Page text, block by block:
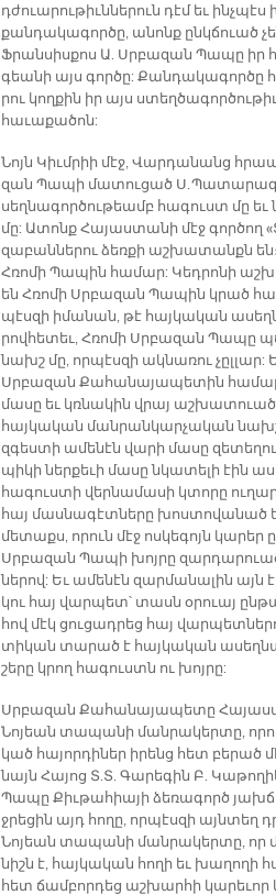
դժուա­րու­թիւն­նե­րուն դէմ եւ
քան­դա­կա­գոր­ծը, ա­նոնք ընկ­ճուած
Ֆրան­սիս­քոս Ա. Սրբա­զան Պա­պը
գեա­նի այս գոր­ծը: Քան­դա­կա­գոր­ծը
րու կող­քին իր այս
հա­ւա­քա­ծոն:
Նոյն Կիւմ­րիի մէջ, Վար­դա­նանց
զան Պա­պի մա­տու­ցած Ս.
սեղ­նա­գոր­ծու­թեամբ հա­գուստ մը
մը: Ա­տոնք Հա­յաս­տա­նի մէջ գոր­ծող
զա­բան­նե­րու ձեռ­քի աշ­խա­տանքն
Հռո­մի Պա­պին հա­մար: Կեդ­րո­նի
են Հռո­մի Սրբա­զան Պա­պին կրած
պէս­զի ի­մա­նան, թէ հայ­կա­կան
րով­հե­տեւ, Հռո­մի Սրբա­զան Պա­պը
նախշ մը, որ­պէս­զի ակ­նա­ռու չըլ­լար:
Սրբա­զան Քա­հա­նա­յա­պե­տին հա­մար
մա­սը եւ կռնա­կին վրայ
հայ­կա­կան ման­րան­կար­չա­կան
զգես­տի ա­մե­նէն վա­րի մա­սը
պի­կի ներ­քե­ւի մա­սը նկա­տե­լի էին
հա­գուս­տի վեր­նա­մա­սի կտո­րը
հայ մաս­նա­գէտ­նե­րը խոս­տո­վա­նած
մե­տաքս, ո­րուն մէջ ոս­կե­գոյն կա­րեր
Սրբա­զան Պա­պի խոյ­րը
նե­րով: Եւ ա­մե­նէն զար­մա­նա­լին
կու հայ վար­պետ՝ տասն օ­րուայ
հով մէկ ցու­ցադ­րեց հայ
տի­կան տա­րած է հայ­կա­կան
շե­րը կրող հա­գուստն ու խոյ­րը:
Սրբա­զան Քա­հա­նա­յա­պե­տը
Նո­յեան տա­պա­նի ման­րա­կեր­տը,
կած հա­յոր­դի­ներ ի­րենց հետ բե­րած
նայն Հա­յոց Տ.Տ. Գա­րե­գին Բ.
Պա­պը Քիւ­թա­հիա­յի ձե­ռա­գործ
ջրե­ցին այդ հո­ղը, որ­պէս­զի
Նո­յեան տա­պա­նի ման­րա­կեր­տը, որ
նիշն է, հայ­կա­կան հո­ղի եւ
հետ ճամ­բոր­դեց աշ­խար­հի կա­րե­ւոր